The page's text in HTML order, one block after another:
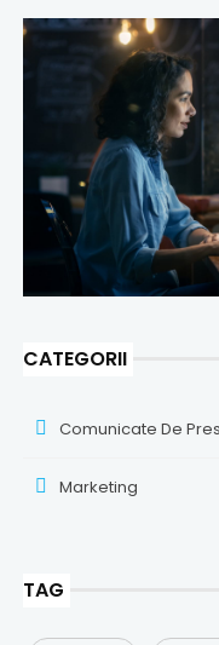
CATEGORII
Comunicate De
Marketing
TAG